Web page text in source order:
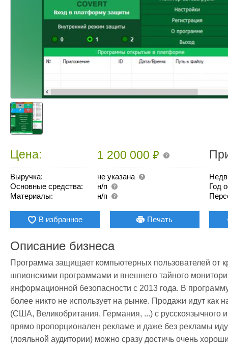
Цена: 1 200 000₽
Выручка:
не указана
Основные средства:
н/п
Материалы:
н/п
Год
В избранное Печать
Описание бизнеса
Программа защищает компьютерных пользователей от
шпионскими программами и внешнего тайного
информационной безопасности с 2013 года. В
более никто не использует на рынке. Продажи идут как
(США, Великобритания, Германия, ...) с русскоязычного
прямо пропорционален рекламе и даже без рекламы
(лояльной аудитории) можно сразу достичь очень